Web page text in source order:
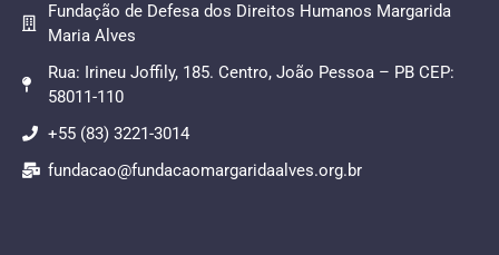
Fundação de Defesa dos Direitos Humanos Margarida
Maria Alves
Rua: Irineu Joffily, 185. Centro, João Pessoa – PB CEP:
58011-110
+55 (83) 3221-3014
fundacao@fundacaomargaridaalves.org.br